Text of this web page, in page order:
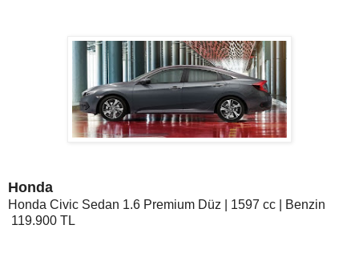
Honda
Honda Civic Sedan 1.6 Premium Düz | 1597 cc | Benzin
119.900 TL